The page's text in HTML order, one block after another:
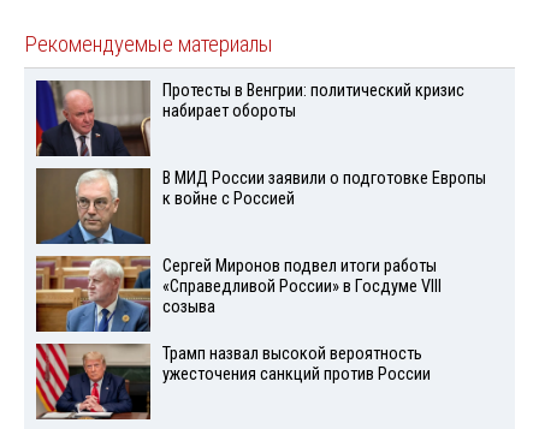
Рекомендуемые материалы
Протесты в Венгрии: политический кризис
набирает обороты
В МИД России заявили о подготовке Европы
к войне с Россией
Сергей Миронов подвел итоги работы
«Справедливой России» в Госдуме VIII
созыва
Трамп назвал высокой вероятность
ужесточения санкций против России